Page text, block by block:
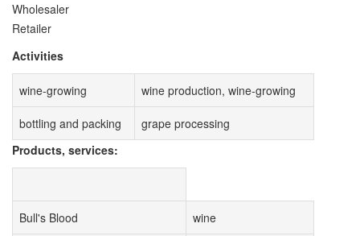
Wholesaler
Retailer
Activities
wine-growing wine production, wine-growing
bottling and packing
grape processing
Products, services:
Bull's Blood wine